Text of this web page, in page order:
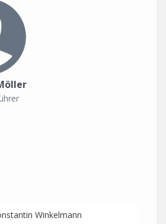
Winkelmann